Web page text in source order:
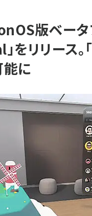
版ベータ
をリリース
に